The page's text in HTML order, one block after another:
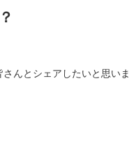
んとシェアしたいと思いま